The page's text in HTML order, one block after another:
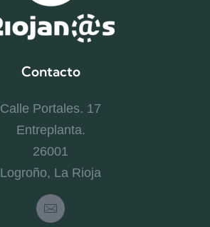
Contacto
Calle Portales. 17
Entreplanta.
26001
Logroño, La Rioja